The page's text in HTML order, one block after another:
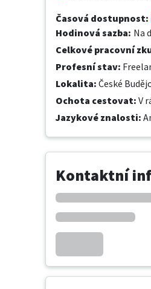
Časová dostupnost:
Hodinová sazba: Na
Celkové pracovní
Profesní stav:
Lokalita: České
Ochota cestovat: V
Jazykové znalosti:
Kontaktní